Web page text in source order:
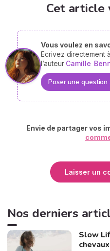
Cet article
Vous voulez en
Ecrivez directement à
l’auteur Camille
Poser une question
Envie de partager vos
Laisser un
Nos derniers
Slow